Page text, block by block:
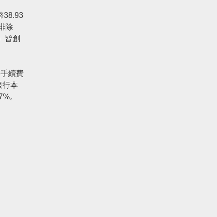
38.93
除
皆創
續費
行本
。